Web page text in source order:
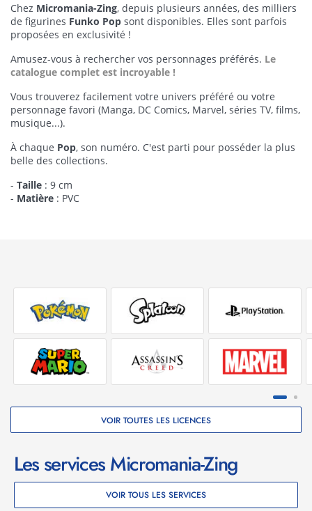
Chez Micromania-Zing, depuis plusieurs années, des milliers
de figurines Funko Pop sont disponibles. Elles sont parfois
proposées en exclusivité !
Amusez-vous à rechercher vos personnages préférés. Le
catalogue complet est incroyable !
Vous trouverez facilement votre univers préféré ou votre
personnage favori (Manga, DC Comics, Marvel, séries TV, films,
musique...).
À chaque Pop, son numéro. C'est parti pour posséder la plus
belle des collections.
- Taille : 9 cm
- Matière : PVC
VOIR TOUTES LES LICENCES
Les services Micromania-Zing
VOIR TOUS LES SERVICES